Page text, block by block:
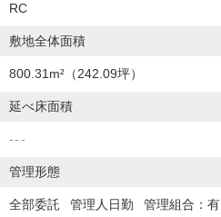
RC
敷地全体面積
800.31m² （242.09坪）
延べ床面積
---
管理形態
全部委託 管理人日勤 管理組合：有